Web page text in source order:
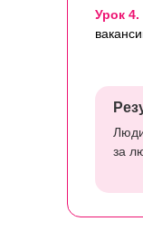
за
Урок 4.